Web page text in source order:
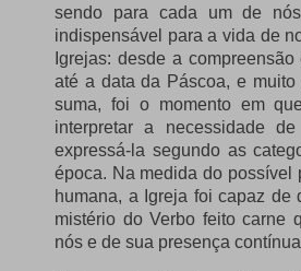
sendo para cada um de
indispensável para a vida de
Igrejas: desde a
até a data da Páscoa, e
suma, foi o momento em
interpretar a necessidade
expressá-la segundo as
época. Na medida do possível
humana, a Igreja foi capaz de
mistério do Verbo feito carne
nós e de sua presença